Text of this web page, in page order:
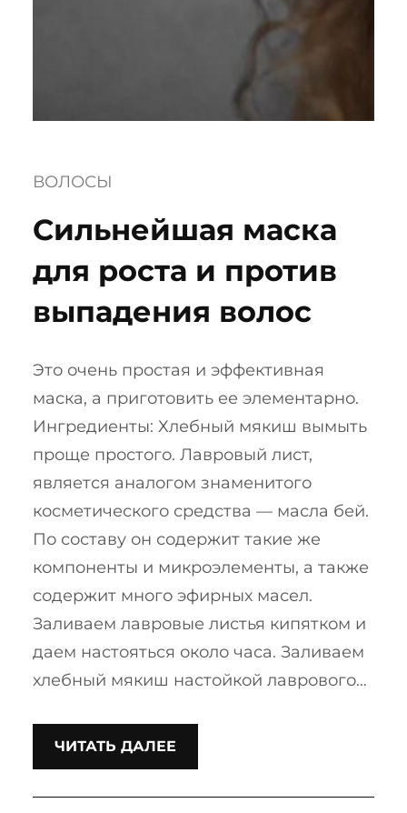
ВОЛОСЫ
Сильнейшая маска
для роста и против
выпадения волос
Это очень простая и эффективная
маска, а приготовить ее элементарно.
Ингредиенты: Хлебный мякиш вымыть
проще простого. Лавровый лист,
является аналогом знаменитого
косметического средства — масла бей.
По составу он содержит такие же
компоненты и микроэлементы, а также
содержит много эфирных масел.
Заливаем лавровые листья кипятком и
даем настояться около часа. Заливаем
хлебный мякиш настойкой лаврового…
ЧИТАТЬ ДАЛЕЕ